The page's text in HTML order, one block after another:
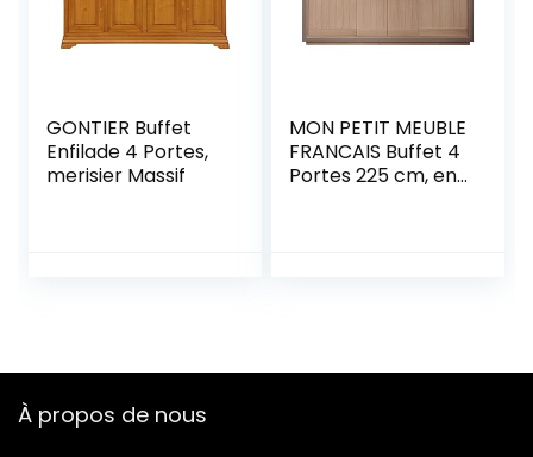
GONTIER Buffet
Enfilade 4 Portes,
merisier Massif
MON PETIT MEUBLE
FRANCAIS Buffet 4
Portes 225 cm, en
À propos de nous